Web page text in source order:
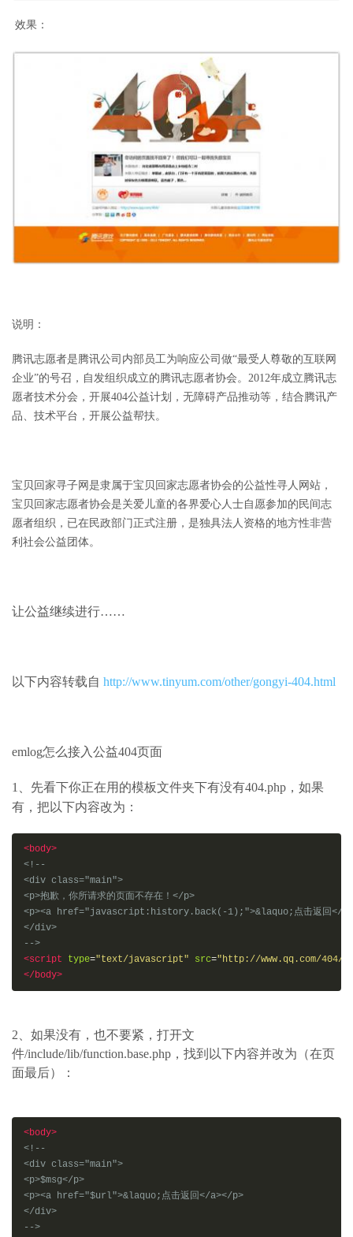
效果：
说明：
腾讯志愿者是腾讯公司内部员工为响应公司做“最受人尊敬的互联网
企业”的号召，自发组织成立的腾讯志愿者协会。2012年成立腾讯志
愿者技术分会，开展404公益计划，无障碍产品推动等，结合腾讯产
品、技术平台，开展公益帮扶。
宝贝回家寻子网是隶属于宝贝回家志愿者协会的公益性寻人网站，
宝贝回家志愿者协会是关爱儿童的各界爱心人士自愿参加的民间志
愿者组织，已在民政部门正式注册，是独具法人资格的地方性非营
利社会公益团体。
让公益继续进行……
以下内容转载自 http://www.tinyum.com/other/gongyi-404.html
emlog怎么接入公益404页面
1、先看下你正在用的模板文件夹下有没有404.php，如果
有，把以下内容改为：
<body>
<!--
<div class="main">
<p>抱歉，你所请求的页面不存在！</p>
<p><a href="javascript:history.back(-1);">&laquo;点击返回</
</div>
-->
<script
type="text/javascript" src="http://www.qq.com/404/
</body>
2、如果没有，也不要紧，打开文
件/include/lib/function.base.php，找到以下内容并改为（在页
面最后）：
<body>
<!--
<div class="main">
<p>$msg</p>
<p><a href="$url">&laquo;点击返回</a></p>
</div>
-->